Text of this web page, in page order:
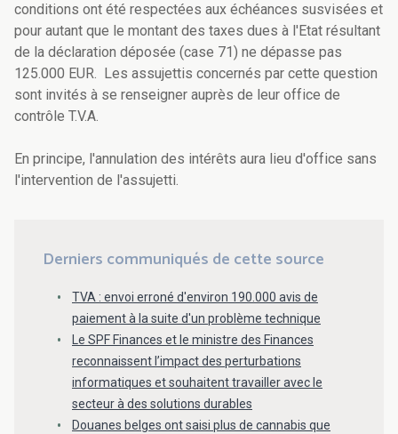
conditions ont été respectées aux échéances susvisées et
pour autant que le montant des taxes dues à l'Etat résultant
de la déclaration déposée (case 71) ne dépasse pas
125.000 EUR. Les assujettis concernés par cette question
sont invités à se renseigner auprès de leur office de
contrôle T.V.A.
En principe, l'annulation des intérêts aura lieu d'office sans
l'intervention de l'assujetti.
Derniers communiqués de cette source
TVA : envoi erroné d'environ 190.000 avis de
paiement à la suite d'un problème technique
Le SPF Finances et le ministre des Finances
reconnaissent l’impact des perturbations
informatiques et souhaitent travailler avec le
secteur à des solutions durables
Douanes belges ont saisi plus de cannabis que